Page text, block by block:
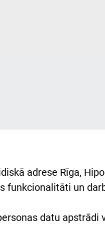
adrese Rīga,
funkcionalitāti un
datu apstrādi